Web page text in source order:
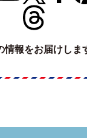
情報をお届けしま